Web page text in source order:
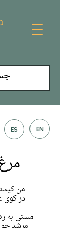
ES EN
من
در کوی
مستی به